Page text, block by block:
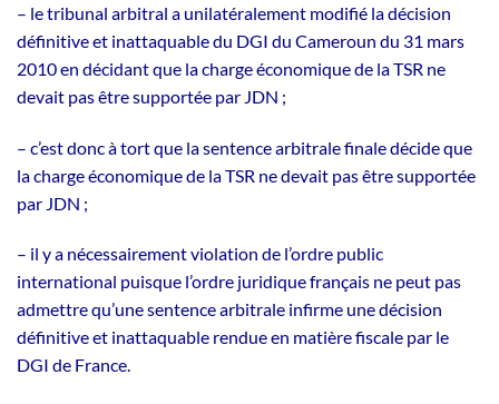
– le tribunal arbitral a unilatéralement modifié la décision
définitive et inattaquable du DGI du Cameroun du 31 mars
2010 en décidant que la charge économique de la TSR ne
devait pas être supportée par JDN ;
– c’est donc à tort que la sentence arbitrale finale décide que
la charge économique de la TSR ne devait pas être supportée
par JDN ;
– il y a nécessairement violation de l’ordre public
international puisque l’ordre juridique français ne peut pas
admettre qu’une sentence arbitrale infirme une décision
définitive et inattaquable rendue en matière fiscale par le
DGI de France.